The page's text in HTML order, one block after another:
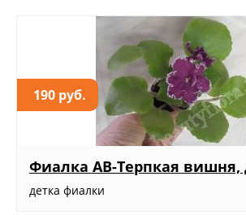
190 руб.
Фиалка АВ-Терпкая вишня,
детка фиалки